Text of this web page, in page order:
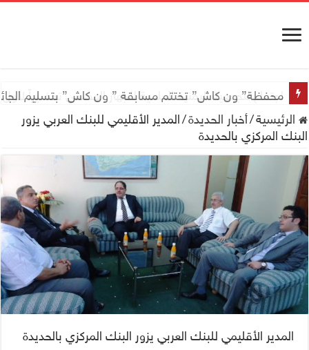
اجتماع للجمعية اليمنية العلمية للجهاز الهضمي تحضيراً
الرئيسية/أخبار الحديدة/المدير الأقليمي للبنك العربي يزور
البنك المركزي بالحديدة
المدير الأقليمي للبنك العربي يزور البنك المركزي بالحديدة